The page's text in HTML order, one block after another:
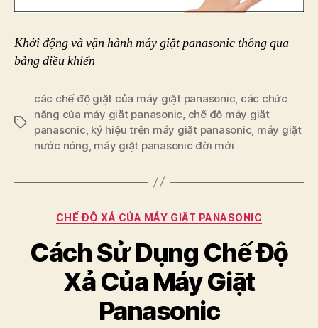
Khởi động và vận hành máy giặt panasonic thông qua
bảng điều khiển
Tags
các chế độ giặt của máy giặt panasonic các chức
năng của máy giặt panasonic chế độ máy giặt
panasonic ký hiệu trên máy giặt panasonic máy giặt
nước nóng máy giặt panasonic đời mới
Categories
CHẾ ĐỘ XẢ CỦA MÁY GIẶT PANASONIC
Cách Sử Dụng Chế Độ
Xả Của Máy Giặt
Panasonic